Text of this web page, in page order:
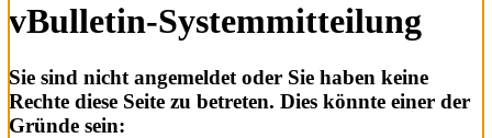
vBulletin-Systemmitteilung
Sie sind nicht angemeldet oder Sie haben keine
Rechte diese Seite zu betreten. Dies könnte einer der
Gründe sein: